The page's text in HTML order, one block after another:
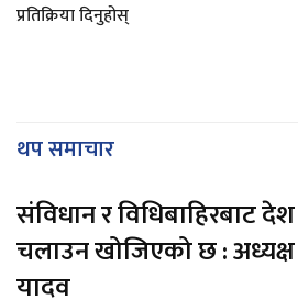
प्रतिक्रिया दिनुहोस्
थप समाचार
संविधान र विधिबाहिरबाट देश
चलाउन खोजिएको छ : अध्यक्ष
यादव